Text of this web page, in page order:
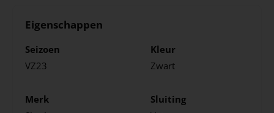
Eigenschappen
Seizoen
VZ23
Kleur
Zwart
Merk
Sluiting